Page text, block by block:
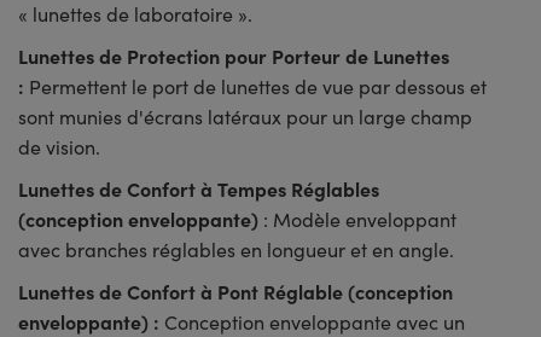
« lunettes de laboratoire ».
Lunettes de Protection pour Porteur de Lunettes
: Permettent le port de lunettes de vue par dessous et
sont munies d'écrans latéraux pour un large champ
de vision.
Lunettes de Confort à Tempes Réglables
(conception enveloppante) : Modèle enveloppant
avec branches réglables en longueur et en angle.
Lunettes de Confort à Pont Réglable (conception
enveloppante) : Conception enveloppante avec un